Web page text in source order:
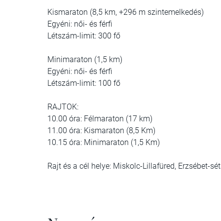
Kismaraton (8,5 km, +296 m szintemelkedés)
Egyéni: női- és férfi
Létszám-limit: 300 fő
Minimaraton (1,5 km)
Egyéni: női- és férfi
Létszám-limit: 100 fő
RAJTOK:
10.00 óra: Félmaraton (17 km)
11.00 óra: Kismaraton (8,5 Km)
10.15 óra: Minimaraton (1,5 Km)
Rajt és a cél helye: Miskolc-Lillafüred, Erzsébet-